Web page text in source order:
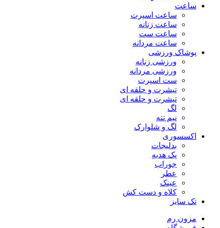
ساعت
ساعت اسپرت
ساعت زنانه
ساعت ست
ساعت مردانه
پوشاک ورزشی
ورزشی زنانه
ورزشی مردانه
ست اسپرت
تیشرت و حلقه ای
تیشرت و حلقه ای
لگ
نیم تنه
لگ و شلوارک
اکسسوری
بدلیجات
پک هدیه
جوراب
عطر
عینک
کلاه و دست کش
تک سایز
مزون رم